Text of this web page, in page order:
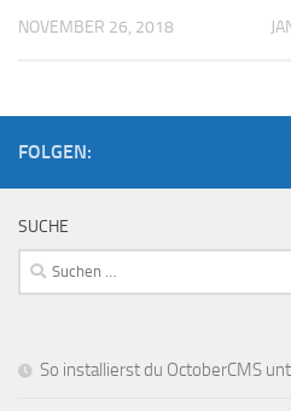
NOVEMBER 26, 2018
FOLGEN:
SUCHE
Suchen
nach:
So installierst du OctoberCMS